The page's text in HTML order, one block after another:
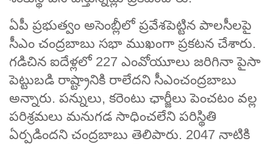
ఏపీ ప్రభుత్వం అసెంబ్లీలో ప్రవేశపెట్టిన పాలసీలపై
సీఎం చంద్రబాబు సభా ముఖంగా ప్రకటన చేశారు.
గడిచిన ఐదేళ్లలో 227 ఎంవోయూలు జరిగినా పైసా
పెట్టుబడి రాష్ట్రానికి రాలేదని సీఎంచంద్రబాబు
అన్నారు. పన్నులు, కరెంటు ఛార్జీలు పెంచటం వల్ల
పరిశ్రమలు మనుగడ సాధించలేని పరిస్థితి
ఏర్పడిందని చంద్రబాబు తెలిపారు. 2047 నాటికి